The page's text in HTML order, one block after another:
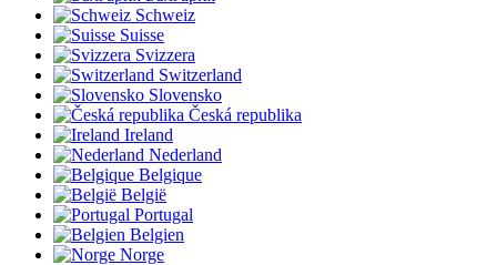
Schweiz
Suisse
Svizzera
Switzerland
Slovensko
Česká republika
Ireland
Nederland
Belgique
België
Portugal
Belgien
Norge